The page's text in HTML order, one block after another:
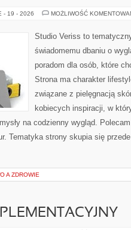
- 19 - 2026 MOŻLIWOŚĆ
Studio Veriss to
świadomemu dbaniu o
poradom dla osób, które
Strona ma charakter
związane z pielęgnacją
kobiecych inspiracji, w
na codzienny wygląd.
Tematyka strony skupia się
A ZDROWIE